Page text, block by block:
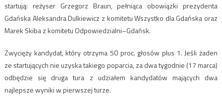
startują: reżyser Grzegorz Braun, pełniąca obowiązki prezydenta
Gdańska Aleksandra Dulkiewicz z komitetu Wszystko dla Gdańska oraz
Marek Skiba z komitetu Odpowiedzialni–Gdańsk.
Zwycięży kandydat, który otrzyma 50 proc. głosów plus 1. Jeśli żaden
ze startujących nie uzyska takiego poparcia, za dwa tygodnie (17 marca)
odbędzie się druga tura z udziałem kandydatów mających dwa
najlepsze wyniki w pierwszej turze.